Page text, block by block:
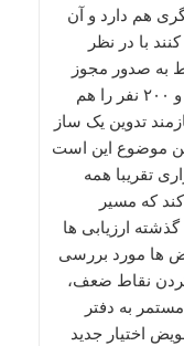
هم دارد و آن
با در نظر
به صدور مجوز
کنسرت های بالای ۵۰۰ نفر و تا یک هزار و ۲۰۰ نفر را هم
تدوین یک ساز
موضوع این است
تقریبا همه
که مسیر
ارزیابی ها
ها مورد بررسی
نقاط ضعف،
به دفتر
اختیار جدید